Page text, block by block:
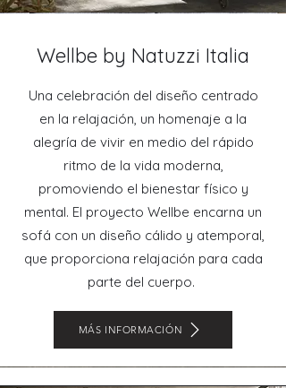
Wellbe by Natuzzi Italia
Una celebración del diseño centrado
en la relajación, un homenaje a la
alegría de vivir en medio del rápido
ritmo de la vida moderna,
promoviendo el bienestar físico y
mental.‎ El proyecto Wellbe encarna un
sofá con un diseño cálido y atemporal,
que proporciona relajación para cada‎
parte del cuerpo.
MÁS INFORMACIÓN